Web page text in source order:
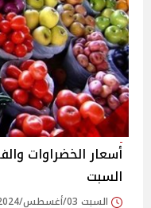
السبت
السبت 03/أغسطس/2024 - 12:10 م